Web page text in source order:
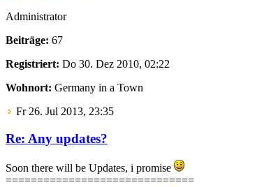
Administrator
Beiträge: 67
Registriert: Do 30. Dez 2010, 02:22
Wohnort: Germany in a Town
Fr 26. Jul 2013, 23:35
Re: Any updates?
Soon there will be Updates, i promise
==============================